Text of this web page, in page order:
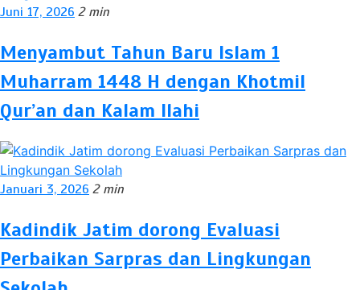
Juni 17, 2026 2 min
Menyambut Tahun Baru Islam 1
Muharram 1448 H dengan Khotmil
Qur’an dan Kalam Ilahi
Januari 3, 2026 2 min
Kadindik Jatim dorong Evaluasi
Perbaikan Sarpras dan Lingkungan